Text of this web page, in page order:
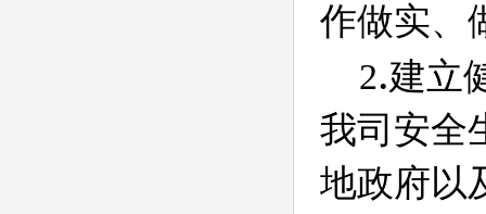
作做实、
2.建立
我司安全
地政府以